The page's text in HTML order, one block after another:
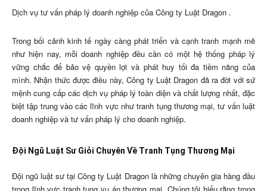
Dịch vụ tư vấn pháp lý doanh nghiệp của Công ty Luật Dragon .
Trong bối cảnh kinh tế ngày càng phát triển và cạnh tranh mạnh mẽ
như hiện nay, mỗi doanh nghiệp đều cần có một hệ thống pháp lý
vững chắc để bảo vệ quyền lợi và phát huy tối đa tiềm năng của
mình. Nhận thức được điều này, Công ty Luật Dragon đã ra đời với sứ
mệnh cung cấp các dịch vụ pháp lý toàn diện và chất lượng nhất, đặc
biệt tập trung vào các lĩnh vực như tranh tụng thương mại, tư vấn luật
doanh nghiệp và tư vấn pháp lý cho doanh nghiệp.
Đội Ngũ Luật Sư Giỏi Chuyên Về Tranh Tụng Thương Mại
Đội ngũ luật sư tại Công ty Luật Dragon là những chuyên gia hàng đầu